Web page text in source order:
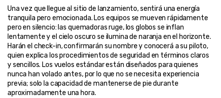
Una vez que llegue al sitio de lanzamiento, sentirá una energía
tranquila pero emocionada. Los equipos se mueven rápidamente
pero en silencio: las quemadoras ruge, los globos se inflan
lentamente y el cielo oscuro se ilumina de naranja en el horizonte.
Harán el check-in, confirmarán su nombre y conocerá a su piloto,
quien explica los procedimientos de seguridad en términos claros
y sencillos. Los vuelos estándar están diseñados para quienes
nunca han volado antes, por lo que no se necesita experiencia
previa; solo la capacidad de mantenerse de pie durante
aproximadamente una hora.